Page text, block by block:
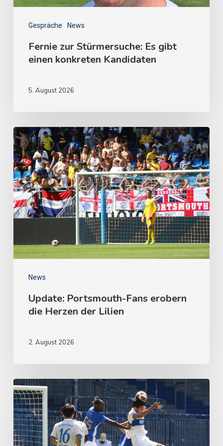
Gespräche News
Fernie zur Stürmersuche: Es gibt
einen konkreten Kandidaten
5. August 2026
News
Update: Portsmouth-Fans erobern
die Herzen der Lilien
2. August 2026